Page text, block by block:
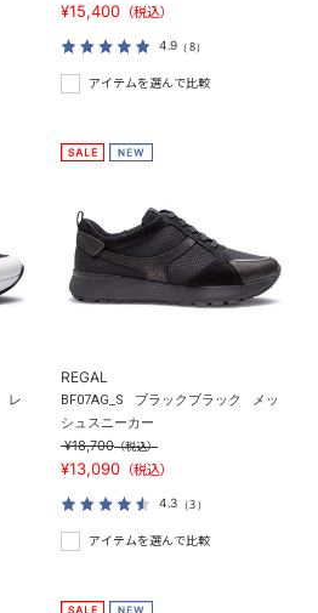
¥15,400 （税込）
4.9 （8）
アイテムを選んで比較
レ
REGAL
BF07AG_S ブラックブラック
メッ
シュスニーカー
¥18,700（税込）
¥13,090 （税込）
4.3 （3）
アイテムを選んで比較